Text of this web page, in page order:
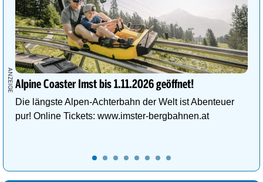
Alpine Coaster Imst bis 1.11.2026 geöffnet!
Die längste Alpen-Achterbahn der Welt ist Abenteuer
pur! Online Tickets: www.imster-bergbahnen.at